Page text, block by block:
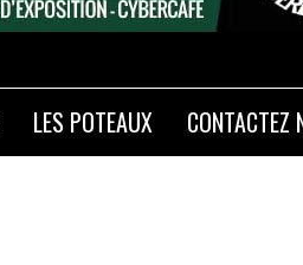
LES POTEAUX CONTACTEZ